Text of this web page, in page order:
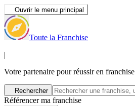
Ouvrir le menu principal
Toute la Franchise
|
Votre partenaire pour réussir en franchise
Rechercher
Référencer ma franchise